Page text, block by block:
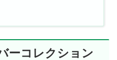
ーコレクション